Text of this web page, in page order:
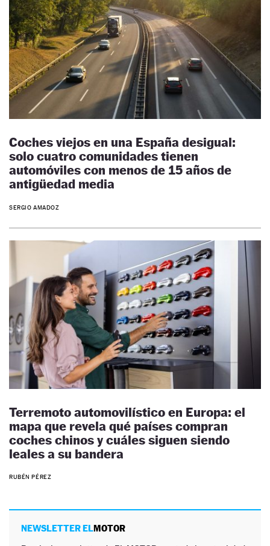
Coches viejos en una España desigual:
solo cuatro comunidades tienen
automóviles con menos de 15 años de
antigüedad media
SERGIO AMADOZ
Terremoto automovilístico en Europa: el
mapa que revela qué países compran
coches chinos y cuáles siguen siendo
leales a su bandera
RUBÉN PÉREZ
NEWSLETTER ELMOTOR